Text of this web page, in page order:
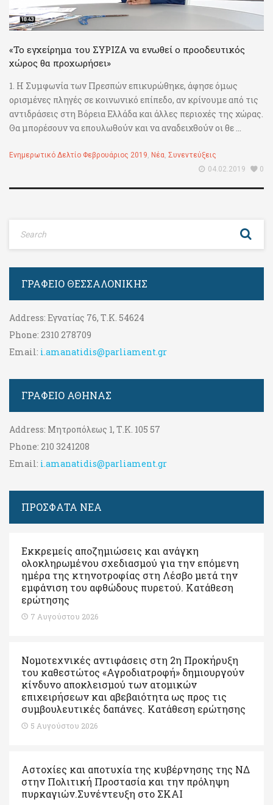
«Το εγχείρημα του ΣΥΡΙΖΑ να ενωθεί ο προοδευτικός
χώρος θα προχωρήσει»
1. Η Συμφωνία των Πρεσπών επικυρώθηκε, άφησε όμως
ορισμένες πληγές σε κοινωνικό επίπεδο, αν κρίνουμε από τις
αντιδράσεις στη Βόρεια Ελλάδα και άλλες περιοχές της χώρας.
Θα μπορέσουν να επουλωθούν και να αναδειχθούν οι θε ...
Ενημερωτικό Δελτίο Φεβρουάριος 2019, Νέα, Συνεντεύξεις
04.02.2019
0
ΓΡΑΦΕΊΟ ΘΕΣΣΑΛΟΝΊΚΗΣ
Address: Εγνατίας 76, Τ.Κ. 54624
Phone: 2310 278709
Email: i.amanatidis@parliament.gr
ΓΡΑΦΕΊΟ ΑΘΉΝΑΣ
Address: Μητροπόλεως 1, Τ.Κ. 105 57
Phone: 210 3241208
Email: i.amanatidis@parliament.gr
ΠΡΟΣΦΑΤΑ ΝΕΑ
Εκκρεμείς αποζημιώσεις και ανάγκη
ολοκληρωμένου σχεδιασμού για την επόμενη
ημέρα της κτηνοτροφίας στη Λέσβο μετά την
εμφάνιση του αφθώδους πυρετού. Kατάθεση
ερώτησης
7 Αυγούστου 2026
Νομοτεχνικές αντιφάσεις στη 2η Προκήρυξη
του καθεστώτος «Αγροδιατροφή» δημιουργούν
κίνδυνο αποκλεισμού των ατομικών
επιχειρήσεων και αβεβαιότητα ως προς τις
συμβουλευτικές δαπάνες. Κατάθεση ερώτησης
5 Αυγούστου 2026
Αστοχίες και αποτυχία της κυβέρνησης της ΝΔ
στην Πολιτική Προστασία και την πρόληψη
πυρκαγιών.Συνέντευξη στο ΣΚΑΙ